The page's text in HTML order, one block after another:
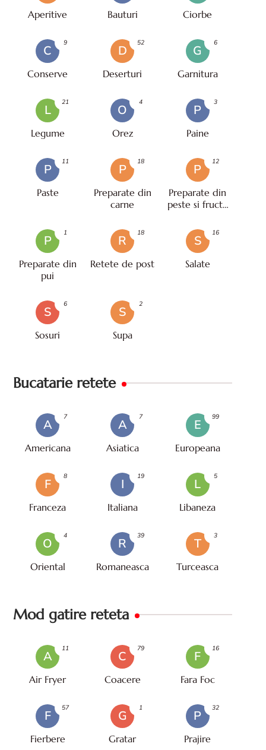
Aperitive Bauturi Ciorbe
C
Conserve
9
D
Deserturi
52
G
Garnitura
6
L
Legume
21
O
Orez
4
P
Paine
3
P
Paste
11
P
Preparate din
carne
18
P
Preparate din
peste si fructe
12
P
Preparate din
pui
1
R
Retete de post
18
S
Salate
16
S
Sosuri
6
S
Supa
2
Bucatarie retete
A
Americana
7
A
Asiatica
7
E
Europeana
99
F
Franceza
8
I
Italiana
19
L
Libaneza
5
O
Oriental
4
R
Romaneasca
39
T
Turceasca
3
Mod gatire reteta
A
Air Fryer
11
C
Coacere
79
F
Fara Foc
16
F
Fierbere
57
G
Gratar
1
P
Prajire
32